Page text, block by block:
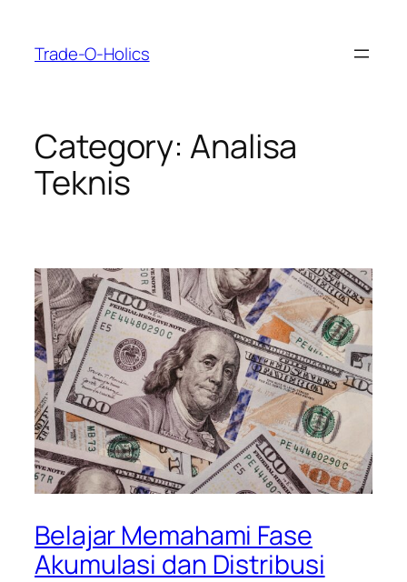
content
Trade-O-Holics
Category: Analisa
Teknis
Belajar Memahami Fase
Akumulasi dan Distribusi